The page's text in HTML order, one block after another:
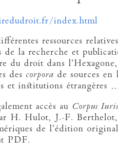
index.html
ressources
de la recherche et
du droit dans
des corpora de sources
et institutions étrangères
accès au Corpus
H. Hulot, J.-F.
de l’édition
PDF.